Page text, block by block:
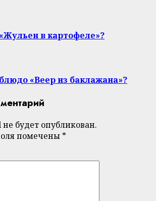
в картофеле»?
«Веер из баклажана»?
будет опубликован.
помечены *